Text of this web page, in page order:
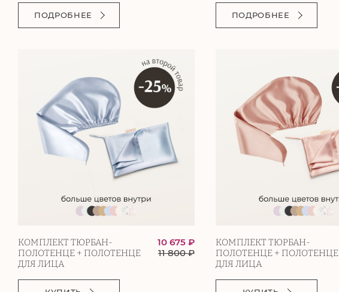
ПОДРОБНЕЕ ПОДРОБНЕЕ
КОМПЛЕКТ ТЮРБАН-
ПОЛОТЕНЦЕ + ПОЛОТЕНЦЕ
ДЛЯ ЛИЦА
10 675 ₽
11 800₽
КОМПЛЕКТ ТЮРБАН-
ПОЛОТЕНЦЕ + ПОЛОТЕНЦЕ
ДЛЯ ЛИЦА